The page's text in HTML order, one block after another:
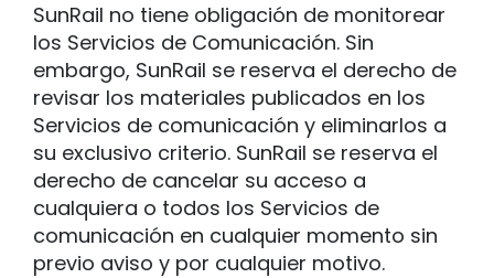
SunRail no tiene obligación de monitorear
los Servicios de Comunicación. Sin
embargo, SunRail se reserva el derecho de
revisar los materiales publicados en los
Servicios de comunicación y eliminarlos a
su exclusivo criterio. SunRail se reserva el
derecho de cancelar su acceso a
cualquiera o todos los Servicios de
comunicación en cualquier momento sin
previo aviso y por cualquier motivo.